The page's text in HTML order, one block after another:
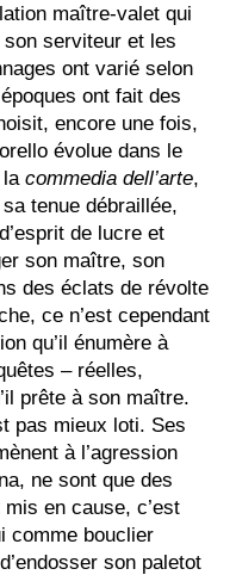
maître-valet qui
serviteur et les
ont varié selon
ont fait des
encore une fois,
évolue dans le
commedia dell’arte,
tenue débraillée,
de lucre et
son maître, son
des éclats de révolte
ce n’est cependant
qu’il énumère à
– réelles,
prête à son maître.
pas mieux loti. Ses
à l’agression
ne sont que des
en cause, c’est
comme bouclier
son paletot